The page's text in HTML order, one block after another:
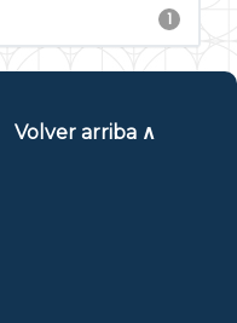
1
Volver arriba ∧